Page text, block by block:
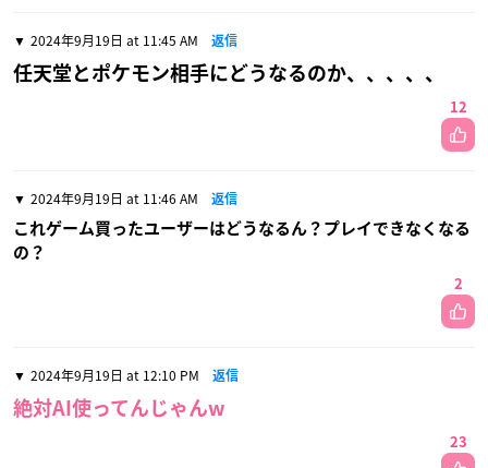
2024年9月19日 at 11:45 AM 返信
任天堂とポケモン相手にどうなるのか、、、、、
12
2024年9月19日 at 11:46 AM 返信
これゲーム買ったユーザーはどうなるん？プレイできなくなる
の？
2
2024年9月19日 at 12:10 PM 返信
絶対AI使ってんじゃんw
23